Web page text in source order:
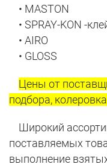
• MASTON
• SPRAY-KON -
• AIRO
• GLOSS
Цены от
подбора,
Широкий
поставляемых
выполнение